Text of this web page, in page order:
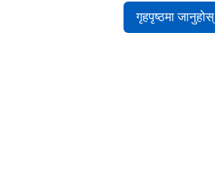
गृहपृष्ठमा जानुहोस्